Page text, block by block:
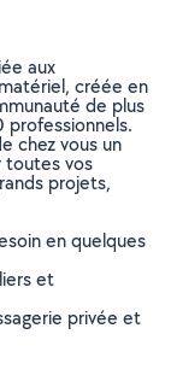
aux
créée en
de plus
chez vous un
toutes vos
projets,
en quelques
et
privée et